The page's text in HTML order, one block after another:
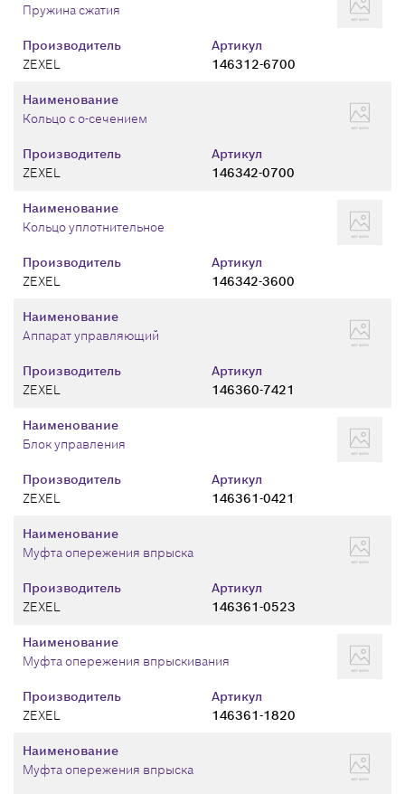
Производитель
ZEXEL
Артикул
146312-6700
Пружина сжатия
Производитель
ZEXEL
Артикул
146342-0700
Наименование
Кольцо с о-сечением
Производитель
ZEXEL
Артикул
146342-3600
Наименование
Кольцо уплотнительное
Производитель
ZEXEL
Артикул
146360-7421
Наименование
Аппарат управляющий
Производитель
ZEXEL
Артикул
146361-0421
Наименование
Блок управления
Производитель
ZEXEL
Артикул
146361-0523
Наименование
Муфта опережения впрыска
Производитель
ZEXEL
Артикул
146361-1820
Наименование
Муфта опережения впрыскивания
Наименование
Муфта опережения впрыска